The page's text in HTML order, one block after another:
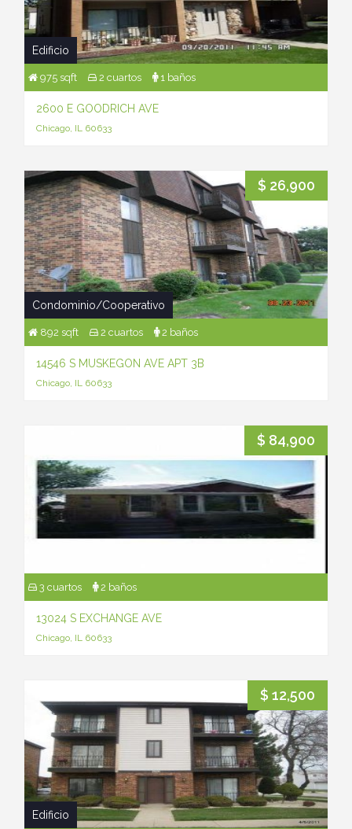
Edificio
975 sqft 2 cuartos 1 baños
2600 E GOODRICH AVE
Chicago, IL 60633
$ 26,900
Condominio/Cooperativo
892 sqft 2 cuartos 2 baños
14546 S MUSKEGON AVE APT 3B
Chicago, IL 60633
$ 84,900
3 cuartos 2 baños
13024 S EXCHANGE AVE
Chicago, IL 60633
$ 12,500
Edificio